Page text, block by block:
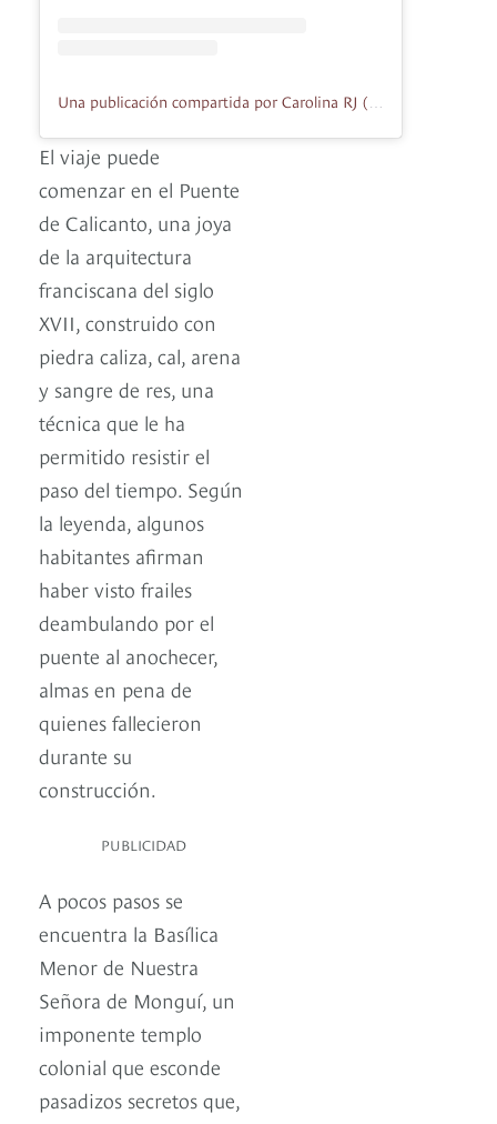
El viaje puede
comenzar en el Puente
de Calicanto, una joya
de la arquitectura
franciscana del siglo
XVII, construido con
piedra caliza, cal, arena
y sangre de res, una
técnica que le ha
permitido resistir el
paso del tiempo. Según
la leyenda, algunos
habitantes afirman
haber visto frailes
deambulando por el
puente al anochecer,
almas en pena de
quienes fallecieron
durante su
construcción.
PUBLICIDAD
A pocos pasos se
encuentra la Basílica
Menor de Nuestra
Señora de Monguí, un
imponente templo
colonial que esconde
pasadizos secretos que,